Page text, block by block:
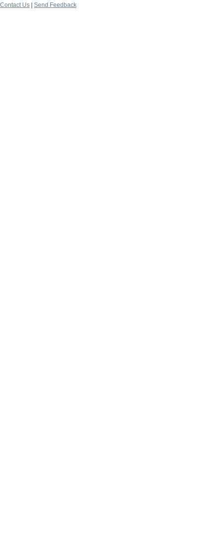
Contact Us
Send Feedback